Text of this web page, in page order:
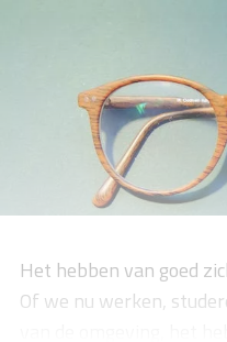
Het hebben van goed
Of we nu werken,